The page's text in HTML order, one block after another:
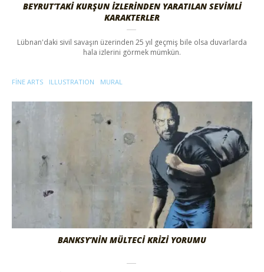
BEYRUT’TAKİ KURŞUN İZLERİNDEN YARATILAN SEVİMLİ
KARAKTERLER
Lübnan'daki sivil savaşın üzerinden 25 yıl geçmiş bile olsa duvarlarda
hala izlerini görmek mümkün.
FINE ARTS ILLUSTRATION MURAL
BANKSY’NİN MÜLTECİ KRİZİ YORUMU